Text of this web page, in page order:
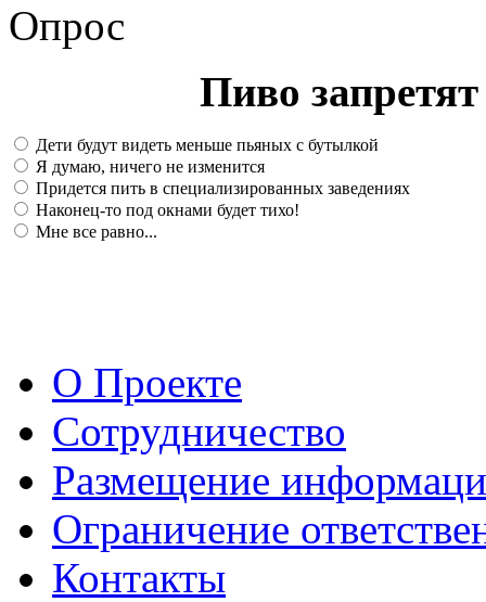
Опрос
Пиво
Дети будут видеть меньше пьяных с бутылкой
Я думаю, ничего не изменится
Придется пить в специализированных заведениях
Наконец-то под окнами будет тихо!
Мне все равно...
О Проекте
Сотрудничество
Размещение
Ограничение
Контакты